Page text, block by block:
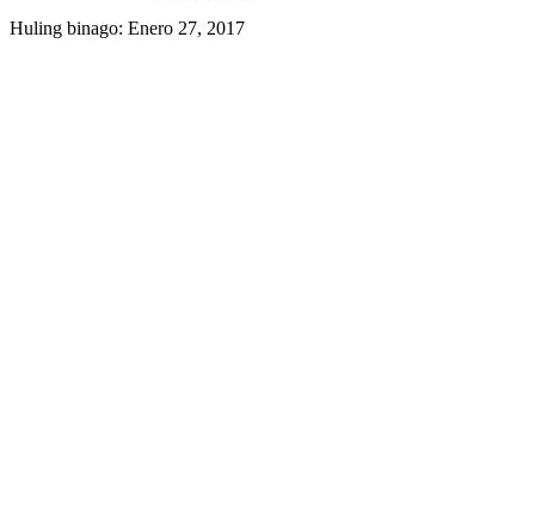
Huling binago: Enero 27, 2017